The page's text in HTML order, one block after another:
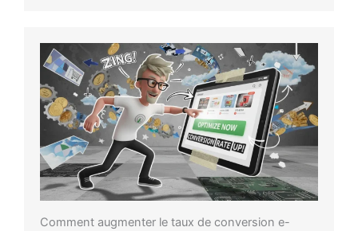
Comment augmenter le taux de conversion e-